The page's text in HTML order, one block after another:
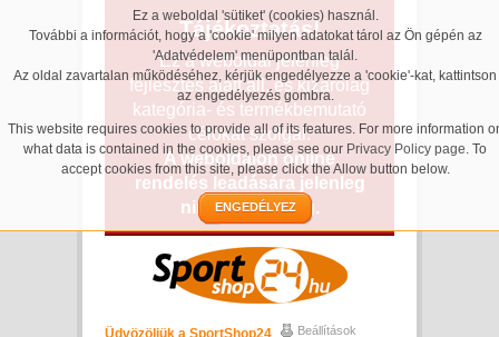
Ez a weboldal 'sütiket' (cookies) használ.
További a információt, hogy a 'cookie' milyen adatokat tárol az Ön gépén az
'Adatvédelem' menüpontban talál.
Az oldal zavartalan működéséhez, kérjük engedélyezze a 'cookie'-kat, kattintson
az engedélyezés gombra.
This website requires cookies to provide all of its features. For more information
what data is contained in the cookies, please see our Privacy Policy page. To
accept cookies from this site, please click the Allow button below.
ENGEDÉLYEZ
Tájékoztatás!
Ez a weboldal jelenleg
fejlesztés alatt áll, és kizárólag
kategória- és termékbemutató
célokat szolgál.
A weboldalon online
rendelés leadására jelenleg
nincs lehetőség.
Üdvözöljük a SportShop24
Beállítások